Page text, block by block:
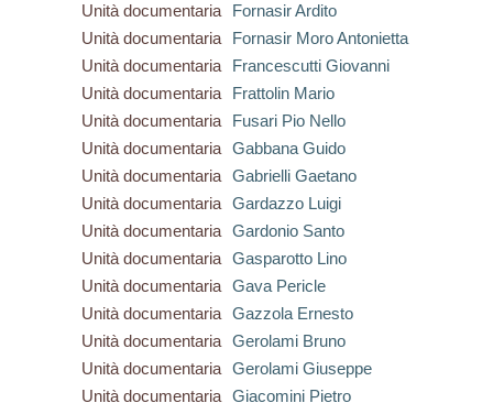
Unità documentaria
Fornasir Ardito
Unità documentaria
Fornasir Moro Antonietta
Unità documentaria
Francescutti Giovanni
Unità documentaria
Frattolin Mario
Unità documentaria
Fusari Pio Nello
Unità documentaria
Gabbana Guido
Unità documentaria
Gabrielli Gaetano
Unità documentaria
Gardazzo Luigi
Unità documentaria
Gardonio Santo
Unità documentaria
Gasparotto Lino
Unità documentaria
Gava Pericle
Unità documentaria
Gazzola Ernesto
Unità documentaria
Gerolami Bruno
Unità documentaria
Gerolami Giuseppe
Unità documentaria
Giacomini Pietro